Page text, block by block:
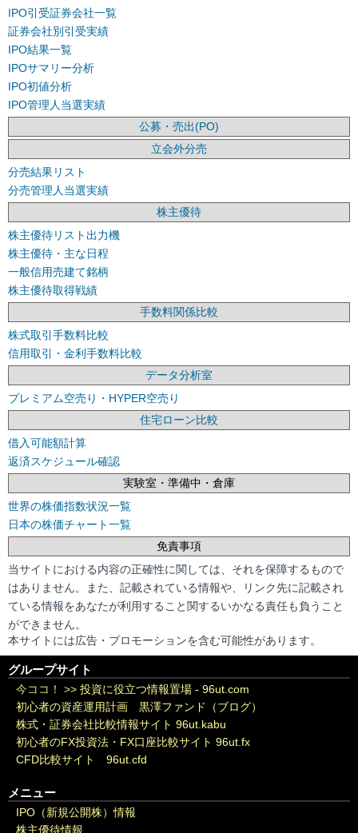
IPO引受証券会社一覧
証券会社別引受実績
IPO結果一覧
IPOサマリー分析
IPO初値分析
IPO管理人当選実績
公募・売出(PO)
立会外分売
分売結果リスト
分売管理人当選実績
株主優待
株主優待リスト出力機
株主優待・主な日程
一般信用売建て銘柄
株主優待取得戦績
手数料関係比較
株式取引手数料比較
信用取引・金利手数料比較
データ分析室
プレミアム空売り・HYPER空売り
住宅ローン比較
借入可能額計算
返済スケジュール確認
実験室・準備中・倉庫
世界の株価指数状況一覧
日本の株価チャート一覧
免責事項
当サイトにおける内容の正確性に関しては、それを保障するもので
はありません。また、記載されている情報や、リンク先に記載され
ている情報をあなたが利用すること関するいかなる責任も負うこと
ができません。
本サイトには広告・プロモーションを含む可能性があります。
グループサイト
今ココ！ >> 投資に役立つ情報置場 - 96ut.com
初心者の資産運用計画 黒澤ファンド（ブログ）
株式・証券会社比較情報サイト 96ut.kabu
初心者のFX投資法・FX口座比較サイト 96ut.fx
CFD比較サイト 96ut.cfd
メニュー
IPO（新規公開株）情報
株主優待情報